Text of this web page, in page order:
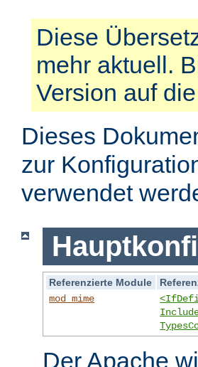
Diese
mehr aktuell.
Version auf
Dieses
zur
verwendet
Referenzierte Module
mod_mime
Der Apache